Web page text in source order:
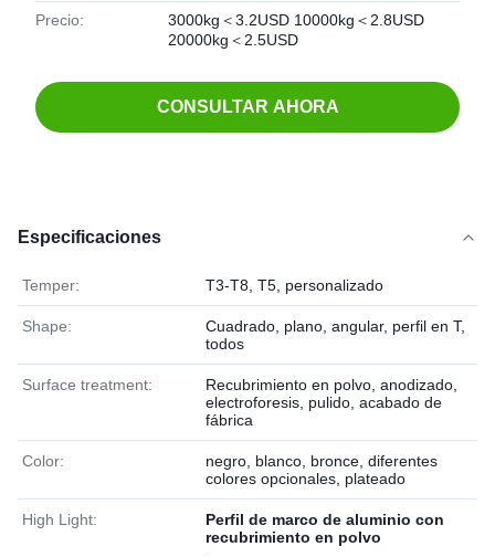
Precio:
3000kg＜3.2USD 10000kg＜2.8USD
20000kg＜2.5USD
CONSULTAR AHORA
Especificaciones
Temper: T3-T8, T5, personalizado
Shape:
Cuadrado, plano, angular, perfil en T,
todos
Surface treatment:
Recubrimiento en polvo, anodizado,
electroforesis, pulido, acabado de
fábrica
Color:
negro, blanco, bronce, diferentes
colores opcionales, plateado
High Light:
Perfil de marco de aluminio con
recubrimiento en polvo